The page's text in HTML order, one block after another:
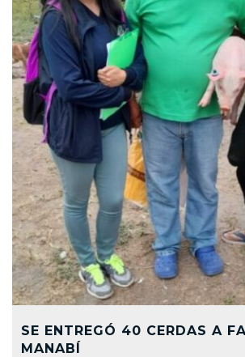
SE ENTREGÓ 40 CERDAS A
MANABÍ